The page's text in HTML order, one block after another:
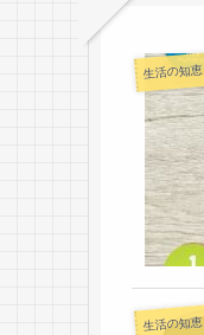
生活の知恵
生活の知恵